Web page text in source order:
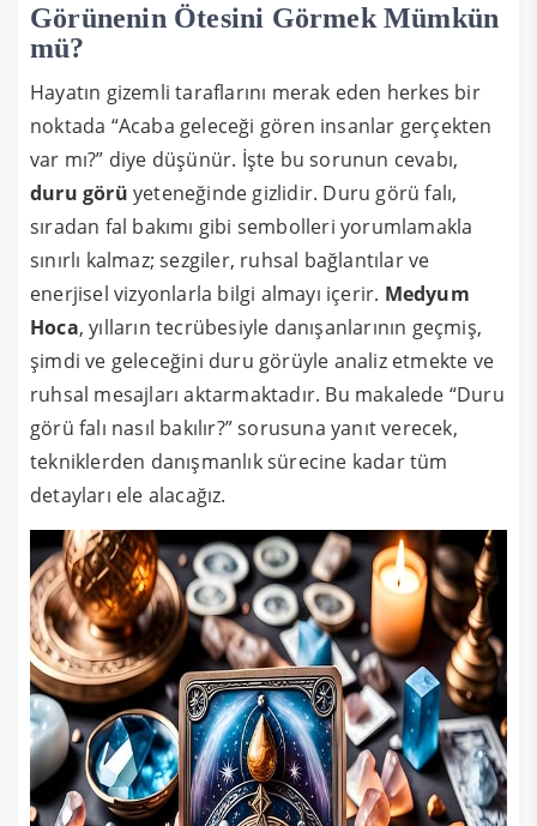
Görünenin Ötesini Görmek Mümkün
mü?
Hayatın gizemli taraflarını merak eden herkes bir
noktada “Acaba geleceği gören insanlar gerçekten
var mı?” diye düşünür. İşte bu sorunun cevabı,
duru görü yeteneğinde gizlidir. Duru görü falı,
sıradan fal bakımı gibi sembolleri yorumlamakla
sınırlı kalmaz; sezgiler, ruhsal bağlantılar ve
enerjisel vizyonlarla bilgi almayı içerir. Medyum
Hoca, yılların tecrübesiyle danışanlarının geçmiş,
şimdi ve geleceğini duru görüyle analiz etmekte ve
ruhsal mesajları aktarmaktadır. Bu makalede “Duru
görü falı nasıl bakılır?” sorusuna yanıt verecek,
tekniklerden danışmanlık sürecine kadar tüm
detayları ele alacağız.